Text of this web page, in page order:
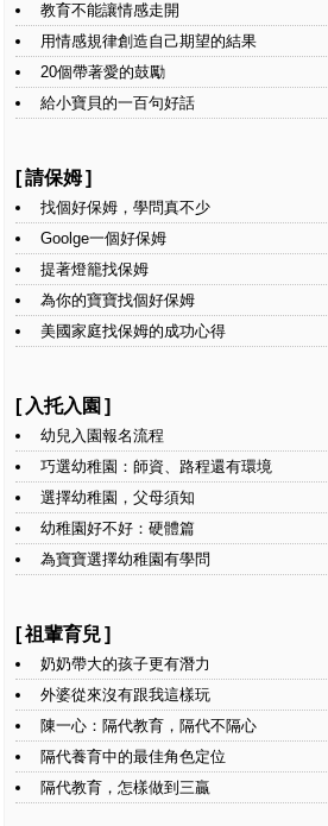
教育不能讓情感走開
用情感規律創造自己期望的結果
20個帶著愛的鼓勵
給小寶貝的一百句好話
[請保姆]
找個好保姆，學問真不少
Goolge一個好保姆
提著燈籠找保姆
為你的寶寶找個好保姆
美國家庭找保姆的成功心得
[ 入托入園 ]
幼兒入園報名流程
巧選幼稚園：師資、路程還有環境
選擇幼稚園，父母須知
幼稚園好不好：硬體篇
為寶寶選擇幼稚園有學問
[祖輩育兒]
奶奶帶大的孩子更有潛力
外婆從來沒有跟我這樣玩
陳一心：隔代教育，隔代不隔心
隔代養育中的最佳角色定位
隔代教育，怎樣做到三贏